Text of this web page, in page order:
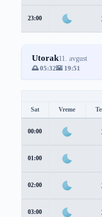
23:00
Utorak11. avgust
🌅 05:32🌇 19:51
Sat Vreme
00:00
01:00
02:00
03:00